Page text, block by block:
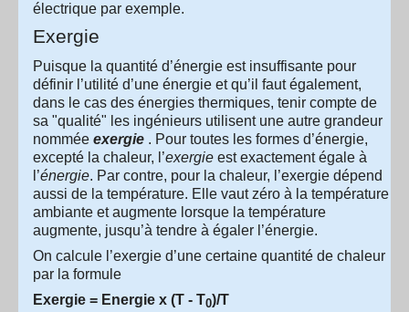
électrique par exemple.
Exergie
Puisque la quantité d’énergie est insuffisante pour
définir l’utilité d’une énergie et qu’il faut également,
dans le cas des énergies thermiques, tenir compte de
sa "qualité" les ingénieurs utilisent une autre grandeur
nommée exergie . Pour toutes les formes d’énergie,
excepté la chaleur, l’exergie est exactement égale à
l’énergie. Par contre, pour la chaleur, l’exergie dépend
aussi de la température. Elle vaut zéro à la température
ambiante et augmente lorsque la température
augmente, jusqu’à tendre à égaler l’énergie.
On calcule l’exergie d’une certaine quantité de chaleur
par la formule
Exergie = Energie x (T - T0)/T